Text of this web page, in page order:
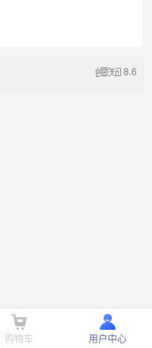
8.6
购物车 用户中心